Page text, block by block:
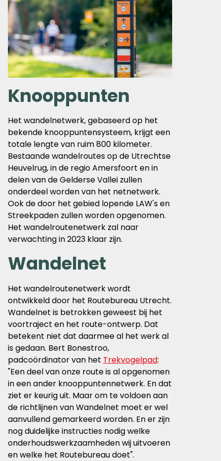
Knooppunten
Het wandelnetwerk, gebaseerd op het
bekende knooppuntensysteem, krijgt een
totale lengte van ruim 800 kilometer.
Bestaande wandelroutes op de Utrechtse
Heuvelrug, in de regio Amersfoort en in
delen van de Gelderse Vallei zullen
onderdeel worden van het netnetwerk.
Ook de door het gebied lopende LAW's en
Streekpaden zullen worden opgenomen.
Het wandelroutenetwerk zal naar
verwachting in 2023 klaar zijn.
Wandelnet
Het wandelroutenetwerk wordt
ontwikkeld door het Routebureau Utrecht.
Wandelnet is betrokken geweest bij het
voortraject en het route-ontwerp. Dat
betekent niet dat daarmee al het werk al
is gedaan. Bert Bonestroo,
padcoördinator van het Trekvogelpad:
"Een deel van onze route is al opgenomen
in een ander knooppuntennetwerk. En dat
ziet er keurig uit. Maar om te voldoen aan
de richtlijnen van Wandelnet moet er wel
aanvullend gemarkeerd worden. En er zijn
nog duidelijke instructies nodig welke
onderhoudswerkzaamheden wij uitvoeren
en welke het Routebureau doet".